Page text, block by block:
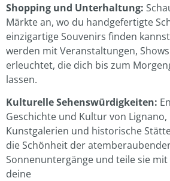
Shopping und Unterhaltung:
Märkte an, wo du handgefertigte
einzigartige Souvenirs finden
werden mit Veranstaltungen,
erleuchtet, die dich bis zum
lassen.
Kulturelle Sehenswürdigkeiten:
Geschichte und Kultur von
Kunstgalerien und historische
die Schönheit der
Sonnenuntergänge und teile sie
deine